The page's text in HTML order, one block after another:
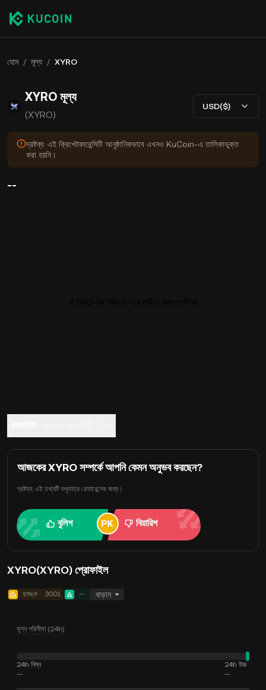
হোম / মূল্য / XYRO
XYRO মূল্য
(XYRO)
USD($)
দ্রষ্টব্য: এই ক্রিপ্টোকারেন্সিটি আনুষ্ঠানিকভাবে এখনও KuCoin-এ তালিকাভুক্ত
করা হয়নি।
--
আজকের XYRO সম্পর্কে আপনি কেমন অনুভব করছেন?
দ্রষ্টব্য: এই তথ্যটি শুধুমাত্র রেফারেন্সের জন্য।
বুলিশ বিয়ারিশ
XYRO(XYRO) প্রোফাইল
র‍্যাঙ্ক 3001 -- বাড়ান
মূল্য পরিসীমা (24h)
24h নিম্ন
--
24h উচ্চ
--